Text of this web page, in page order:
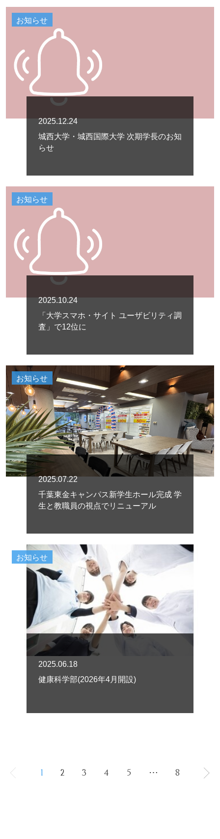
お知らせ
2025.12.24
城西大学・城西国際大学 次期学長のお知
らせ
お知らせ
2025.10.24
「大学スマホ・サイト ユーザビリティ調
査」で12位に
お知らせ
2025.07.22
千葉東金キャンパス新学生ホール完成 学
生と教職員の視点でリニューアル
お知らせ
2025.06.18
健康科学部(2026年4月開設)
1 2 3 4 5 ⋯ 8